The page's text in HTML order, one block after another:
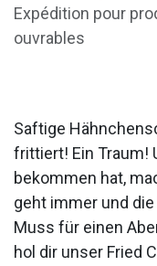
Expédition pour
ouvrables
Saftige
frittiert! Ein Traum!
bekommen hat,
geht immer und
Muss für einen
hol dir unser Fried